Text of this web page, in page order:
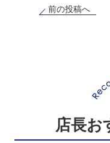
前の投稿へ
店長お